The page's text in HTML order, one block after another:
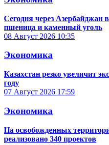
Сегодня через Азербайджан
пшеница и каменный уголь
08 Август 2026 10:35
Экономика
Казахстан резко увеличит
году
07 Август 2026 17:59
Экономика
На освобожденных
реализовано 340 проектов